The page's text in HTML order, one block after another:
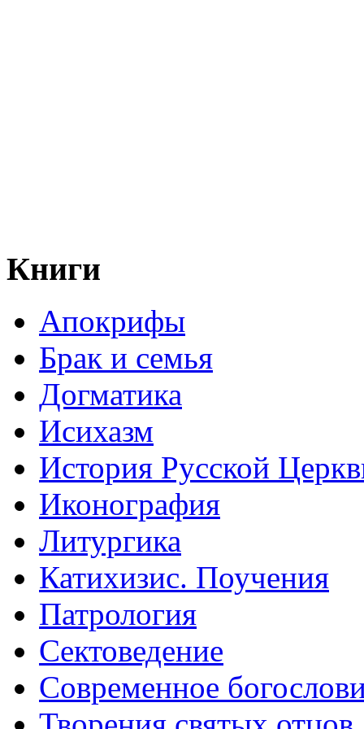
Книги
Апокрифы
Брак и семья
Догматика
Исихазм
История Русской
Иконография
Литургика
Катихизис. Поучения
Патрология
Сектоведение
Современное